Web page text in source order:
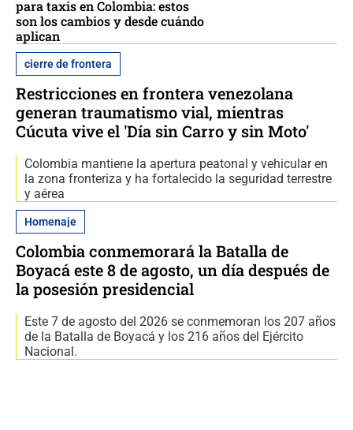
para taxis en Colombia: estos
son los cambios y desde cuándo
aplican
cierre de frontera
Restricciones en frontera venezolana
generan traumatismo vial, mientras
Cúcuta vive el 'Día sin Carro y sin Moto'
Colombia mantiene la apertura peatonal y vehicular en
la zona fronteriza y ha fortalecido la seguridad terrestre
y aérea
Homenaje
Colombia conmemorará la Batalla de
Boyacá este 8 de agosto, un día después de
la posesión presidencial
Este 7 de agosto del 2026 se conmemoran los 207 años
de la Batalla de Boyacá y los 216 años del Ejército
Nacional.